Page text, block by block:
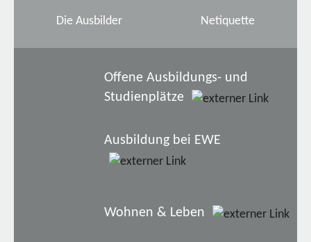
Die Ausbilder Netiquette
Offene Ausbildungs- und
Studienplätze
Ausbildung bei EWE
Wohnen & Leben